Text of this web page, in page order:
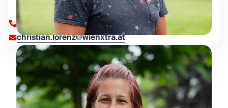
+43 1 909 4000 83004
christian.lorenz@wienxtra.at